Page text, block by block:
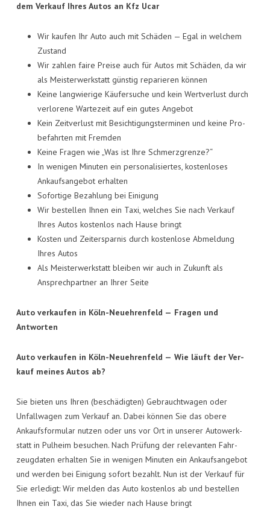
dem Ver­kauf Ihres Autos an Kfz Ucar
Wir kau­fen Ihr Auto auch mit Schä­den — Egal in wel­chem
Zustand
Wir zah­len fai­re Prei­se auch für Autos mit Schä­den, da wir
als Meis­ter­werk­statt güns­tig repa­rie­ren können
Kei­ne lang­wie­ri­ge Käu­fer­su­che und kein Wert­ver­lust durch
ver­lo­re­ne War­te­zeit auf ein gutes Angebot
Kein Zeit­ver­lust mit Besich­ti­gungs­ter­mi­nen und kei­ne Pro­
be­fahr­ten mit Fremden
Kei­ne Fra­gen wie „Was ist Ihre Schmerzgrenze?“
In weni­gen Minu­ten ein per­so­na­li­sier­tes, kos­ten­lo­ses
Ankaufs­an­ge­bot erhalten
Sofor­ti­ge Bezah­lung bei Einigung
Wir bestel­len Ihnen ein Taxi, wel­ches Sie nach Ver­kauf
Ihres Autos kos­ten­los nach Hau­se bringt
Kos­ten und Zeit­er­spar­nis durch kos­ten­lo­se Abmel­dung
Ihres Autos
Als Meis­ter­werk­statt blei­ben wir auch in Zukunft als
Ansprech­part­ner an Ihrer Seite
Auto ver­kau­fen in Köln-Neueh­ren­feld — Fra­gen und
Antworten
Auto ver­kau­fen in Köln-Neueh­ren­feld — Wie läuft der Ver­
kauf mei­nes Autos ab?
Sie bie­ten uns Ihren (beschä­dig­ten) Gebraucht­wa­gen oder
Unfall­wa­gen zum Ver­kauf an. Dabei kön­nen Sie das obe­re
Ankaufs­for­mu­lar nut­zen oder uns vor Ort in unse­rer Auto­werk­
statt in Pul­heim besu­chen. Nach Prü­fung der rele­van­ten Fahr­
zeug­da­ten erhal­ten Sie in weni­gen Minu­ten ein Ankaufs­an­ge­bot
und wer­den bei Eini­gung sofort bezahlt. Nun ist der Ver­kauf für
Sie erle­digt: Wir mel­den das Auto kos­ten­los ab und bestel­len
Ihnen ein Taxi, das Sie wie­der nach Hau­se bringt